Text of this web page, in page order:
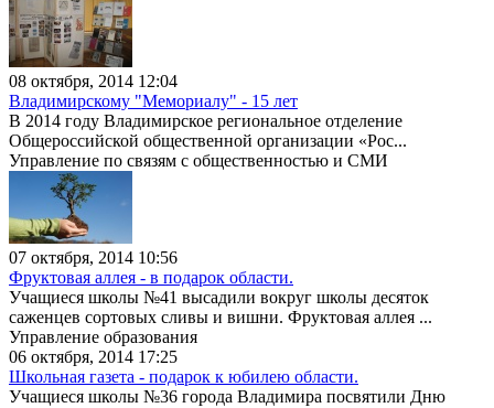
08 октября, 2014 12:04
Владимирскому "Мемориалу" - 15 лет
В 2014 году Владимирское региональное отделение
Общероссийской общественной организации «Рос...
Управление по связям с общественностью и СМИ
07 октября, 2014 10:56
Фруктовая аллея - в подарок области.
Учащиеся школы №41 высадили вокруг школы десяток
саженцев сортовых сливы и вишни. Фруктовая аллея ...
Управление образования
06 октября, 2014 17:25
Школьная газета - подарок к юбилею области.
Учащиеся школы №36 города Владимира посвятили Дню